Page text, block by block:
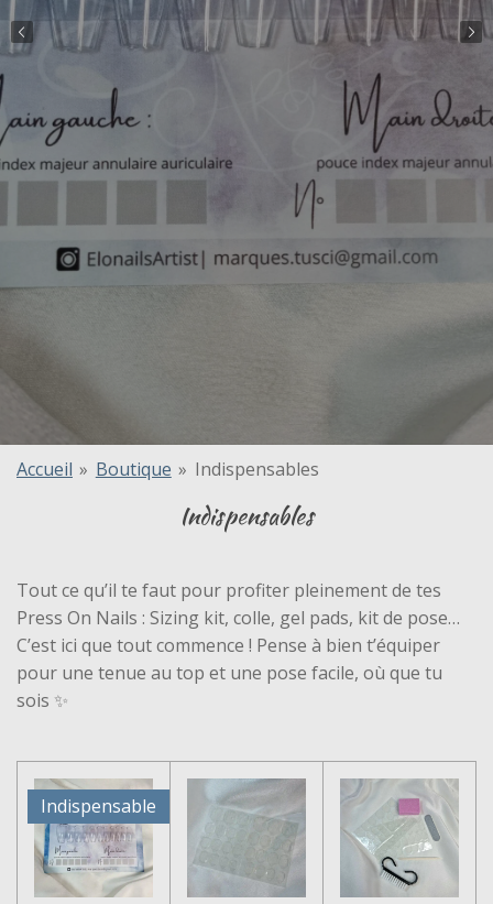
Accueil » Boutique » Indispensables
Indispensables
Tout ce qu’il te faut pour profiter pleinement de tes
Press On Nails : Sizing kit, colle, gel pads, kit de pose…
C’est ici que tout commence ! Pense à bien t’équiper
pour une tenue au top et une pose facile, où que tu
sois ✨
Indispensable